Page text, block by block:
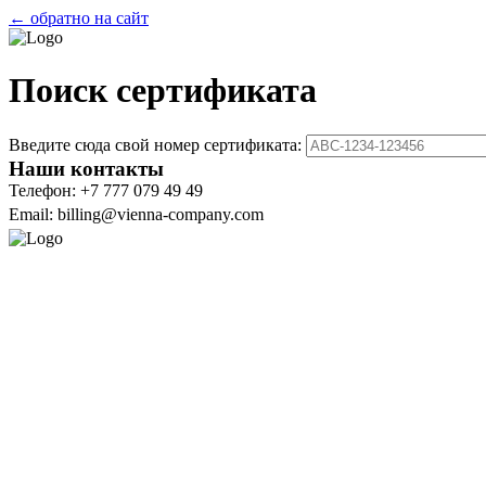
← обратно на сайт
Поиск сертификата
Введите сюда свой номер сертификата:
Наши контакты
Телефон: +7 777 079 49 49
Email: billing@vienna-company.com